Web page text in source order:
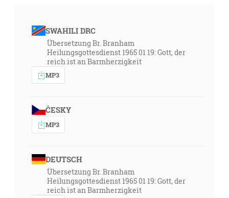
SWAHILI DRC
Übersetzung Br. Branham
Heilungsgottesdienst 1965 01 19: Gott, der
reich ist an Barmherzigkeit
MP3
ČESKY
MP3
DEUTSCH
Übersetzung Br. Branham
Heilungsgottesdienst 1965 01 19: Gott, der
reich ist an Barmherzigkeit